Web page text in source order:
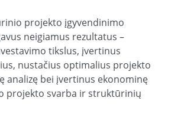
projekto įgyvendinimo
neigiamus rezultatus –
tikslus, įvertinus
nustačius optimalius projekto
analizę bei įvertinus ekonominę
projekto svarba ir struktūrinių